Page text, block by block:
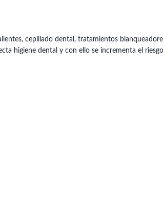
cepillado dental, tratamientos
higiene dental y con ello se incrementa el